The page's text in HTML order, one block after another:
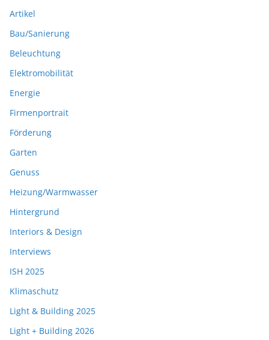
Artikel
Bau/Sanierung
Beleuchtung
Elektromobilität
Energie
Firmenportrait
Förderung
Garten
Genuss
Heizung/Warmwasser
Hintergrund
Interiors & Design
Interviews
ISH 2025
Klimaschutz
Light & Building 2025
Light + Building 2026